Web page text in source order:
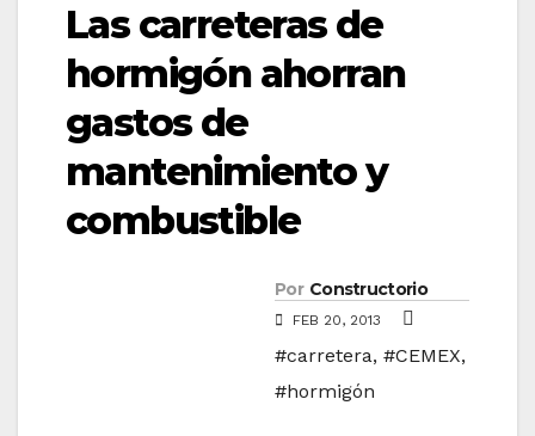
Las carreteras de
hormigón ahorran
gastos de
mantenimiento y
combustible
Por Constructorio
FEB 20, 2013
#carretera, #CEMEX,
#hormigón